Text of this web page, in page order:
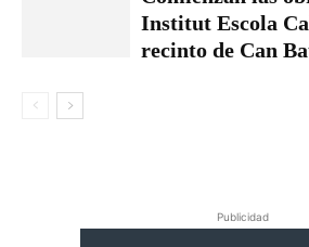
Institut Escola
recinto de Can
Publicidad